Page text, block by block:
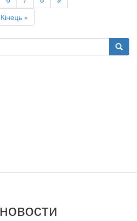
Последняя
страница
Кінець »
Поиск